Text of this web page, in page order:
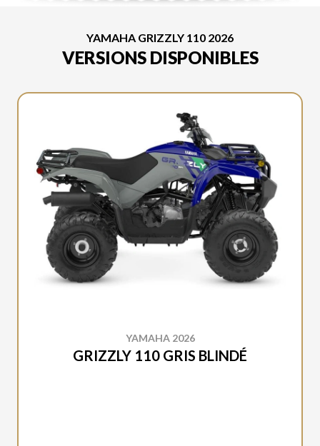
YAMAHA GRIZZLY 110 2026
VERSIONS DISPONIBLES
YAMAHA 2026
GRIZZLY 110 GRIS BLINDÉ